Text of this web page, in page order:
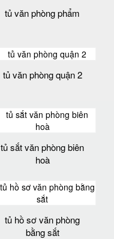
tủ văn phòng phẩm
tủ văn phòng quận 2
tủ sắt văn phòng biên
hoà
tủ hồ sơ văn phòng
bằng sắt